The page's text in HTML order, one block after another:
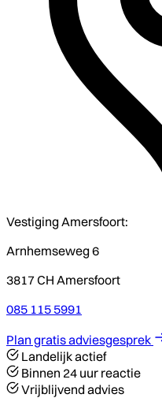
Vestiging Amersfoort:
Arnhemseweg 6
3817 CH Amersfoort
085 115 5991
Plan gratis adviesgesprek
Landelijk actief
Binnen 24 uur reactie
Vrijblijvend advies